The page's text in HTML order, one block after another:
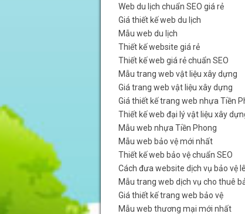
Web du lịch chuẩn SEO giá rẻ
Giá thiết kế web du lịch
Mẫu web du lịch
Thiết kế website giá rẻ
Thiết kế web giá rẻ chuẩn SEO
Mẫu trang web vật liệu xây dựng
Giá trang web vật liệu xây dựng
Giá thiết kế trang web nhựa Tiền
Thiết kế web đại lý vật liệu xây
Mẫu web nhựa Tiền Phong
Mẫu web bảo vệ mới nhất
Thiết kế web bảo vệ chuẩn SEO
Cách đưa website dịch vụ bảo vệ
Mẫu trang web dịch vụ cho thuê
Giá thiết kế trang web bảo vệ
Mẫu web thương mại mới nhất